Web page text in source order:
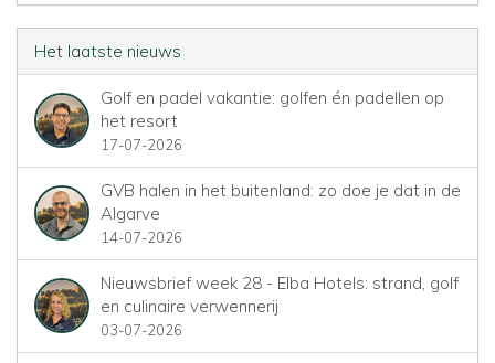
Het laatste nieuws
Golf en padel vakantie: golfen én padellen op
het resort
17-07-2026
GVB halen in het buitenland: zo doe je dat in de
Algarve
14-07-2026
Nieuwsbrief week 28 - Elba Hotels: strand, golf
en culinaire verwennerij
03-07-2026